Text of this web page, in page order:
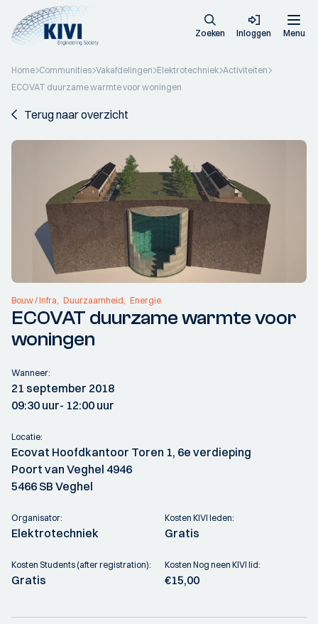
Zoeken Inloggen Menu
Home Communities Vakafdelingen Elektrotechniek Activiteiten
ECOVAT duurzame warmte voor woningen
Terug naar overzicht
Bouw / Infra Duurzaamheid Energie
ECOVAT duurzame warmte voor
woningen
Wanneer:
21 september 2018
09:30 uur- 12:00 uur
Locatie:
Ecovat Hoofdkantoor Toren 1, 6e verdieping
Poort van Veghel 4946
5466 SB Veghel
Organisator:
Elektrotechniek
Kosten KIVI leden:
Gratis
Kosten Students (after registration):
Gratis
Kosten Nog neen KIVI lid:
€15,00